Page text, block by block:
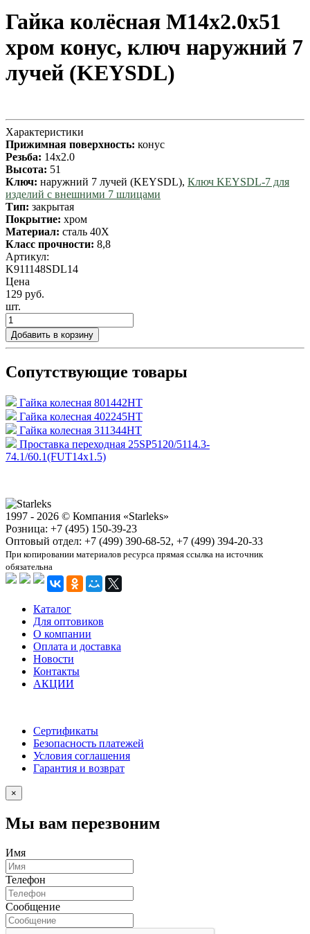
Гайка колёсная М14x2.0x51
хром конус, ключ наружний 7
лучей (KEYSDL)
Характеристики
Прижимная поверхность: конус
Резьба: 14x2.0
Высота: 51
Ключ: наружний 7 лучей (KEYSDL), Ключ KEYSDL-7 для
изделий с внешними 7 шлицами
Тип: закрытая
Покрытие: хром
Материал: сталь 40X
Класс прочности: 8,8
Артикул:
K911148SDL14
Цена
129 руб.
шт.
Добавить в корзину
Сопутствующие товары
Гайка колесная 801442HT
Гайка колесная 402245HT
Гайка колесная 311344HT
Проставка переходная 25SP5120/5114.3-
74.1/60.1(FUT14x1.5)
1997 - 2026 © Компания «Starleks»
Розница: +7 (495) 150-39-23
Оптовый отдел: +7 (499) 390-68-52, +7 (499) 394-20-33
При копировании материалов ресурса прямая ссылка на источник
обязательна
Каталог
Для оптовиков
О компании
Оплата и доставка
Новости
Контакты
АКЦИИ
Сертификаты
Безопасность платежей
Условия соглашения
Гарантия и возврат
×
Мы вам перезвоним
Имя
Телефон
Сообщение